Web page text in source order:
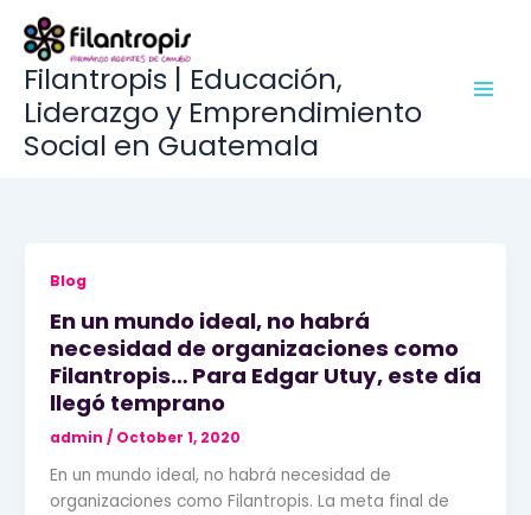
contentFilantropis | Educación,
Liderazgo y Emprendimiento
Social en Guatemala
Blog
En un mundo ideal, no habrá
necesidad de organizaciones como
Filantropis… Para Edgar Utuy, este día
llegó temprano
admin / October 1, 2020
En un mundo ideal, no habrá necesidad de
organizaciones como Filantropis. La meta final de